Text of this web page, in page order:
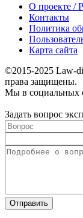
О проекте /
Контакты
Политика
Карта сайта
©2015-2025 Law-
права защищены.
Мы в социальных
Задать вопрос